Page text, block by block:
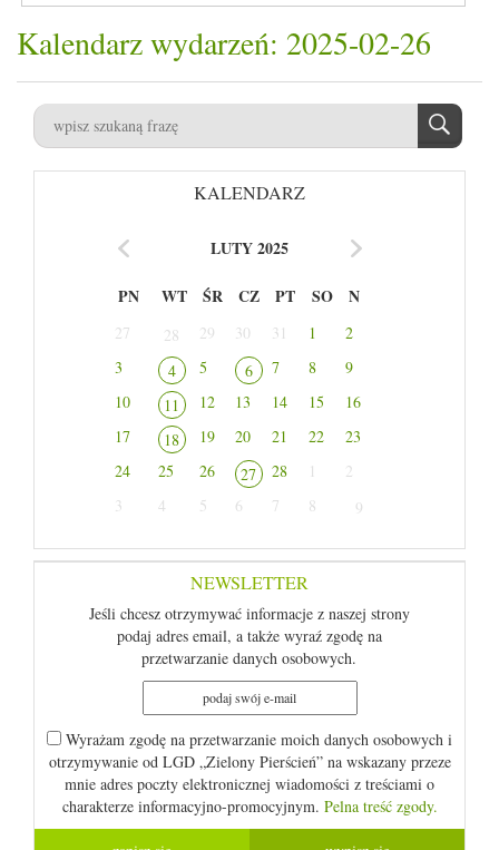
Kalendarz wydarzeń: 2025-02-26
KALENDARZ
LUTY 2025
PN WT ŚR CZ PT SO N
27 28 29 30 31 1
2
3
4 5 6 7 8
9
10
11 12 13 14 15
16
17
18 19 20 21 22
23
24
25 26 27 28 1
2
3
4 5 6 7 8 9
NEWSLETTER
Jeśli chcesz otrzymywać informacje z naszej strony
podaj adres email, a także wyraź zgodę na
przetwarzanie danych osobowych.
Wyrażam zgodę na przetwarzanie moich danych osobowych i
otrzymywanie od LGD „Zielony Pierścień” na wskazany przeze
mnie adres poczty elektronicznej wiadomości z treściami o
charakterze informacyjno-promocyjnym. Pelna treść zgody.